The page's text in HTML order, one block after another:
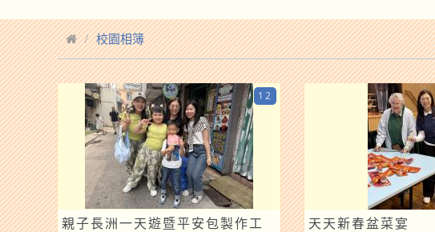
校園相簿
親子長洲一天遊暨平安包製作工
12
天天新春盆菜宴